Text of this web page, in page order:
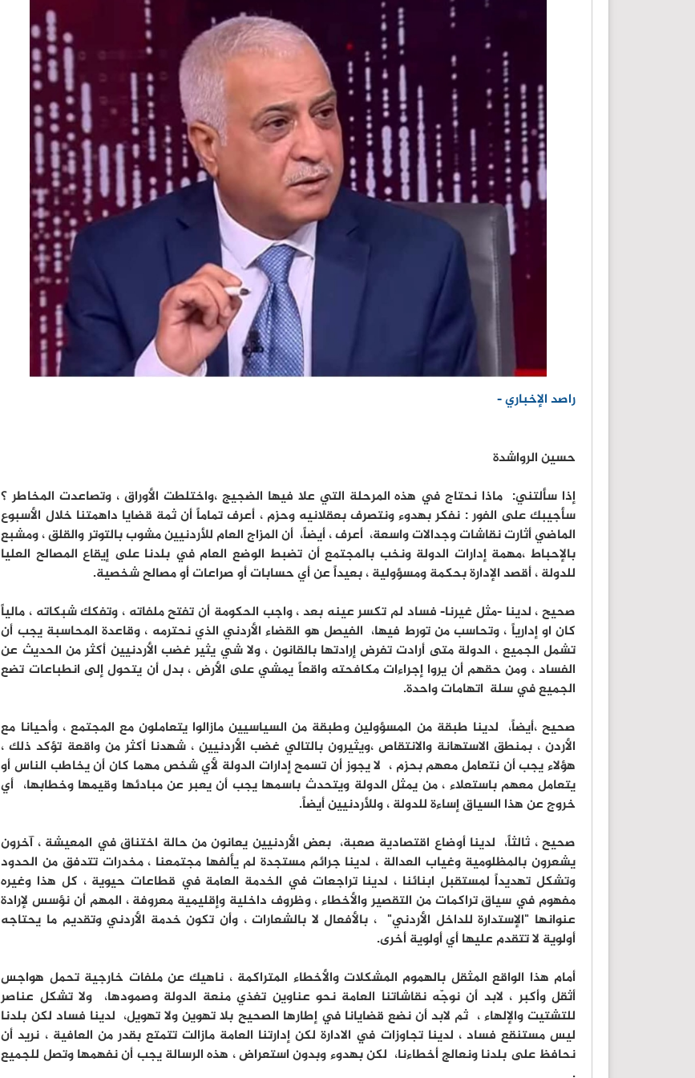
راصد الإخباري -
‏حسين الرواشدة
‏إذا سألتني: ماذا نحتاج في هذه المرحلة ‏التي علا فيها الضجيج ،واختلطت الأوراق ، وتصاعدت المخاطر ؟
سأجيبك على الفور : نفكر بهدوء ونتصرف بعقلانيه وحزم ‏، أعرف تماماً أن ثمة قضايا داهمتنا خلال الأسبوع
الماضي أثارت نقاشات وجدالات واسعة، أعرف ، أيضاً، أن المزاج العام للأردنيين مشوب بالتوتر والقلق ، ومشبع
بالإحباط ،مهمة إدارات الدولة ونخب بالمجتمع أن تضبط الوضع العام في بلدنا على إيقاع المصالح العليا
للدولة ، أقصد الإدارة بحكمة ومسؤولية ، بعيداً عن أي حسابات أو صراعات أو مصالح شخصية.
‏صحيح ، لدينا -مثل غيرنا- فساد لم تكسر عينه بعد ، واجب الحكومة أن تفتح ملفاته ، وتفكك شبكاته ، مالياً
كان او إدارياً ، وتحاسب من تورط فيها، الفيصل هو القضاء الأردني الذي نحترمه ، وقاعدة المحاسبة يجب أن
تشمل الجميع ، الدولة متى أرادت تفرض إرادتها بالقانون ، ولا شي يثير غضب الأردنيين أكثر من الحديث عن
الفساد ، ومن حقهم أن يروا إجراءات مكافحته واقعاً يمشي على الأرض ، بدل أن يتحول إلى انطباعات تضع
الجميع في سلة اتهامات واحدة.
‏صحيح ،أيضاً، لدينا طبقة من المسؤولين وطبقة من السياسيين مازالوا يتعاملون مع المجتمع ، وأحيانا مع
الأردن ، بمنطق الاستهانة والانتقاص ،ويثيرون بالتالي غضب الأردنيين ، شهدنا أكثر من واقعة تؤكد ذلك ،
هؤلاء يجب أن نتعامل معهم بحزم ، لا يجوز أن تسمح إدارات الدولة لأي شخص مهما كان أن يخاطب الناس أو
يتعامل معهم باستعلاء ، من يمثل الدولة ويتحدث باسمها يجب أن يعبر عن مبادئها وقيمها وخطابها، أي
خروج عن هذا السياق إساءة للدولة ، وللأردنيين أيضاً.
‏صحيح ، ثالثاً، لدينا أوضاع اقتصادية صعبة، بعض الأردنيين يعانون من حالة اختناق في المعيشة ، آخرون
يشعرون بالمظلومية وغياب العدالة ، لدينا جرائم مستجدة لم يألفها مجتمعنا ، مخدرات تتدفق من الحدود
وتشكل تهديداً لمستقبل ابنائنا ، لدينا تراجعات في الخدمة العامة في قطاعات حيوية ، كل هذا وغيره
مفهوم في سياق تراكمات من التقصير والأخطاء ، وظروف داخلية وإقليمية معروفة ، المهم أن نؤسس لإرادة
عنوانها "الإستدارة للداخل الأردني" ، بالأفعال لا بالشعارات ، وأن تكون خدمة الأردني وتقديم ما يحتاجه
أولوية لا تتقدم عليها أي أولوية أخرى.
‏أمام هذا الواقع المثقل بالهموم المشكلات والأخطاء المتراكمة ، ناهيك عن ملفات خارجية تحمل هواجس
أثقل وأكبر ، لابد أن نوجّه نقاشاتنا العامة نحو عناوين تغذي منعة الدولة وصمودها، ولا تشكل عناصر
للتشتيت والإلهاء ، ثم لابد أن نضع قضايانا في إطارها الصحيح بلا تهوين ولا تهويل، لدينا فساد لكن بلدنا
ليس مستنقع فساد ، لدينا تجاوزات في الادارة لكن إدارتنا العامة مازالت تتمتع بقدر من العافية ‏، نريد أن
نحافظ على بلدنا ونعالج أخطاءنا، لكن بهدوء وبدون استعراض ، هذه الرسالة يجب أن نفهمها وتصل للجميع